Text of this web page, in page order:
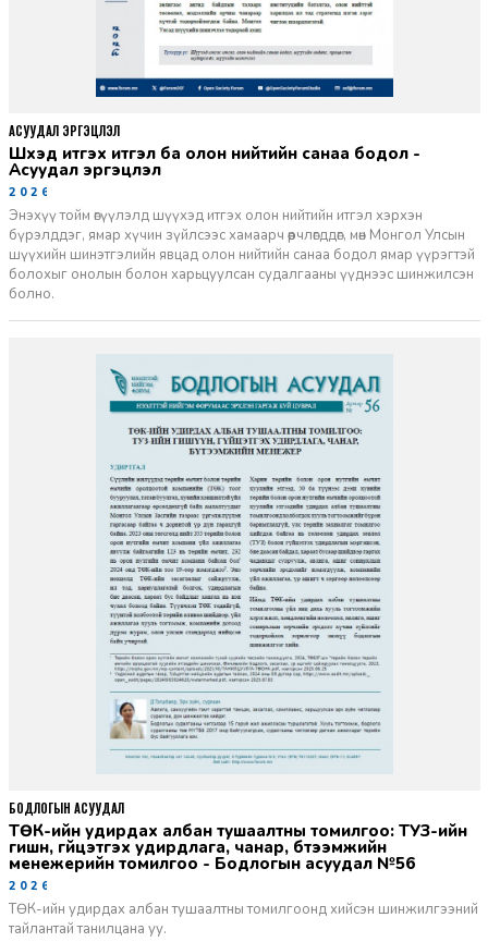
Шүүхэд итгэх итгэл ба олон нийтийн санаа бодол -
Асуудал эргэцүүлэл
2026-06-11
Энэхүү тойм өгүүлэлд шүүхэд итгэх олон нийтийн итгэл хэрхэн
бүрэлддэг, ямар хүчин зүйлсээс хамаарч өөрчлөгддөг, мөн Монгол Улсын
шүүхийн шинэтгэлийн явцад олон нийтийн санаа бодол ямар үүрэгтэй
болохыг онолын болон харьцуулсан судалгааны үүднээс шинжилсэн
болно.
АСУУДАЛ ЭРГЭЦҮҮЛЭЛ
ТӨК-ийн удирдах албан тушаалтны томилгоо: ТУЗ-ийн
гишүүн, гүйцэтгэх удирдлага, чанар, бүтээмжийн
менежерийн томилгоо - Бодлогын асуудал №56
2026-06-02
ТӨК-ийн удирдах албан тушаалтны томилгоонд хийсэн шинжилгээний
тайлантай танилцана уу.
БОДЛОГЫН АСУУДАЛ